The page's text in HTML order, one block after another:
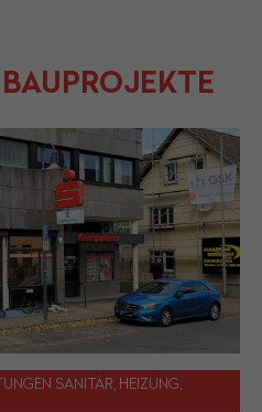
BAUPROJEKTE
SANITÄR, HEIZUNG,